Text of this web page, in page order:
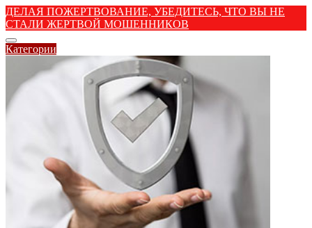
ДЕЛАЯ ПОЖЕРТВОВАНИЕ, УБЕДИТЕСЬ, ЧТО ВЫ НЕ
СТАЛИ ЖЕРТВОЙ МОШЕННИКОВ
Категории